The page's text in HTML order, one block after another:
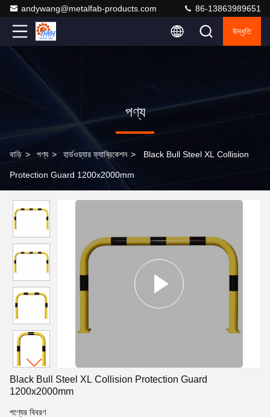
andywang@metalfab-products.com 86-13863989651
উদ্ধৃতি
পণ্য
বাড়ি > পণ্য > হার্ডওয়্যার ফ্যাব্রিকেশন > Black Bull Steel XL Collision
Protection Guard 1200x2000mm
Black Bull Steel XL Collision Protection Guard
1200x2000mm
পণ্যের বিবরণ